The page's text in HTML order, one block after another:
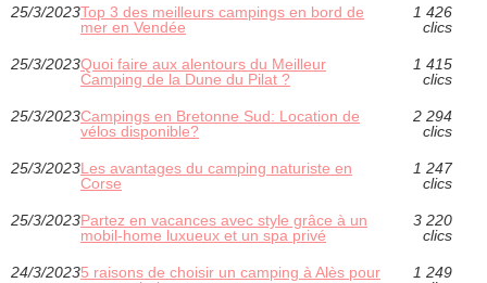
25/3/2023Top 3 des meilleurs campings en bord de
mer en Vendée
1 426
clics
25/3/2023Quoi faire aux alentours du Meilleur
Camping de la Dune du Pilat ?
1 415
clics
25/3/2023Campings en Bretonne Sud: Location de
vélos disponible?
2 294
clics
25/3/2023Les avantages du camping naturiste en
Corse
1 247
clics
25/3/2023Partez en vacances avec style grâce à un
mobil-home luxueux et un spa privé
3 220
clics
24/3/20235 raisons de choisir un camping à Alès pour
1 249